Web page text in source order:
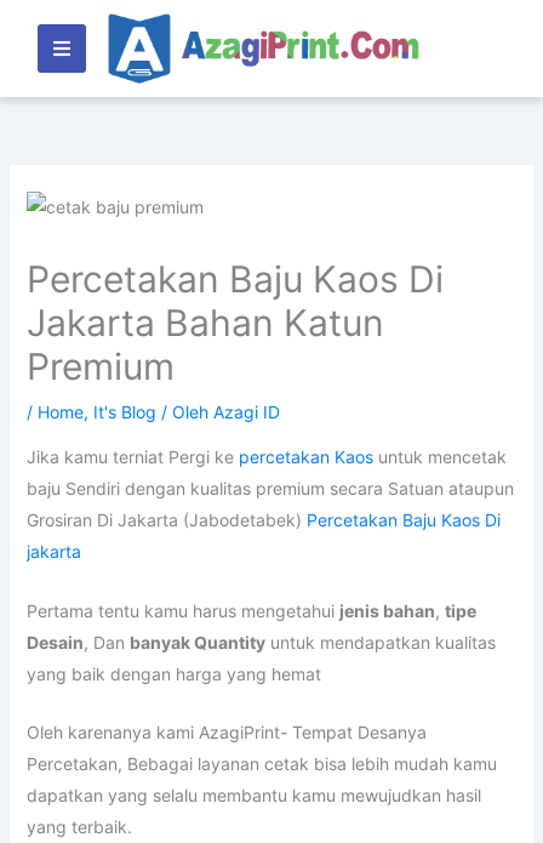
konten
Percetakan Baju Kaos Di
Jakarta Bahan Katun
Premium
/ Home, It's Blog / Oleh Azagi ID
Jika kamu terniat Pergi ke percetakan Kaosuntuk mencetak
baju Sendiri dengan kualitas premium secara Satuan ataupun
Grosiran Di Jakarta (Jabodetabek) Percetakan Baju Kaos Di
jakarta
Pertama tentu kamu harus mengetahui jenis bahan, tipe
Desain, Dan banyak Quantityuntuk mendapatkan kualitas
yang baik dengan harga yang hemat
Oleh karenanya kami AzagiPrint- Tempat Desanya
Percetakan, Bebagai layanan cetak bisa lebih mudah kamu
dapatkan yang selalu membantu kamu mewujudkan hasil
yang terbaik.